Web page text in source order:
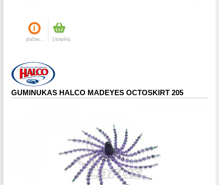
plačiau... Į krepšelį
GUMINUKAS HALCO MADEYES OCTOSKIRT 205